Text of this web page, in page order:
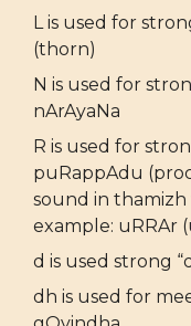
L is used for
(thorn)
N is used for
nArAyaNa
R is used for
puRappAdu
sound in
example: uRRAr
d is used strong
dh is used for